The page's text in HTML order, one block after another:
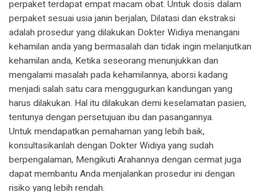
perpaket terdapat empat macam obat. Untuk dosis dalam
perpaket sesuai usia janin berjalan, Dilatasi dan ekstraksi
adalah prosedur yang dilakukan Dokter Widiya menangani
kehamilan anda yang bermasalah dan tidak ingin melanjutkan
kehamilan anda, Ketika seseorang menunjukkan dan
mengalami masalah pada kehamilannya, aborsi kadang
menjadi salah satu cara menggugurkan kandungan yang
harus dilakukan. Hal itu dilakukan demi keselamatan pasien,
tentunya dengan persetujuan ibu dan pasangannya.
Untuk mendapatkan pemahaman yang lebih baik,
konsultasikanlah dengan Dokter Widiya yang sudah
berpengalaman, Mengikuti Arahannya dengan cermat juga
dapat membantu Anda menjalankan prosedur ini dengan
risiko yang lebih rendah.